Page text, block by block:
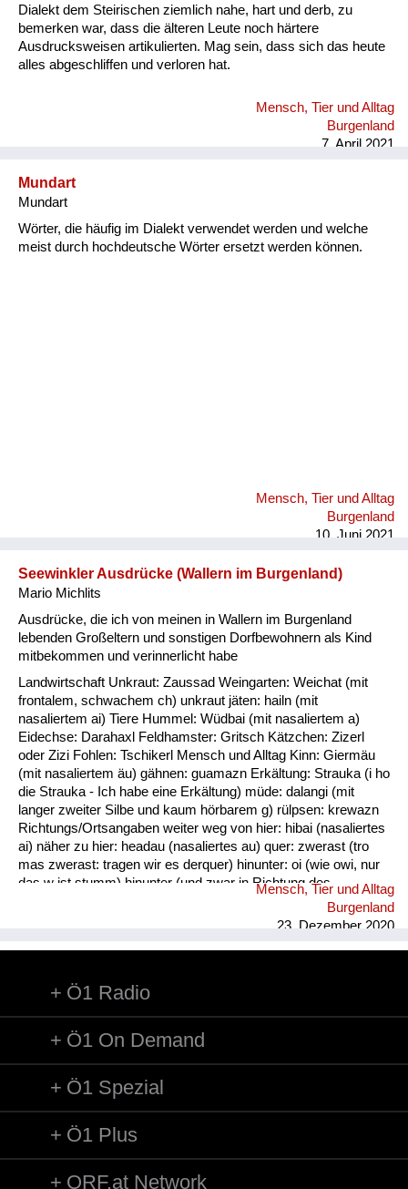
Dialekt dem Steirischen ziemlich nahe, hart und derb, zu
bemerken war, dass die älteren Leute noch härtere
Ausdrucksweisen artikulierten. Mag sein, dass sich das heute
alles abgeschliffen und verloren hat.
Mensch, Tier und Alltag
Burgenland
7. April 2021
Mundart
Mundart
Wörter, die häufig im Dialekt verwendet werden und welche
meist durch hochdeutsche Wörter ersetzt werden können.
Mensch, Tier und Alltag
Burgenland
10. Juni 2021
Seewinkler Ausdrücke (Wallern im Burgenland)
Mario Michlits
Ausdrücke, die ich von meinen in Wallern im Burgenland
lebenden Großeltern und sonstigen Dorfbewohnern als Kind
mitbekommen und verinnerlicht habe
Landwirtschaft Unkraut: Zaussad Weingarten: Weichat (mit
frontalem, schwachem ch) unkraut jäten: hailn (mit
nasaliertem ai) Tiere Hummel: Wüdbai (mit nasaliertem a)
Eidechse: Darahaxl Feldhamster: Gritsch Kätzchen: Zizerl
oder Zizi Fohlen: Tschikerl Mensch und Alltag Kinn: Giermäu
(mit nasaliertem äu) gähnen: guamazn Erkältung: Strauka (i ho
die Strauka - Ich habe eine Erkältung) müde: dalangi (mit
langer zweiter Silbe und kaum hörbarem g) rülpsen: krewazn
Richtungs/Ortsangaben weiter weg von hier: hibai (nasaliertes
ai) näher zu hier: headau (nasaliertes au) quer: zwerast (tro
mas zwerast: tragen wir es derquer) hinunter: oi (wie owi, nur
das w ist stumm) hinunter (und zwar in Richtung des
Sprechers): oana (kim oana - komm herunter, und zwar zu
mir) weg: dui (kais dui - wirf es weg) werfen: kai (nasaliertes
Mensch, Tier und Alltag
Burgenland
23. Dezember 2020
Ö1 Radio
Ö1 On Demand
Ö1 Spezial
Ö1 Plus
ORF.at Network